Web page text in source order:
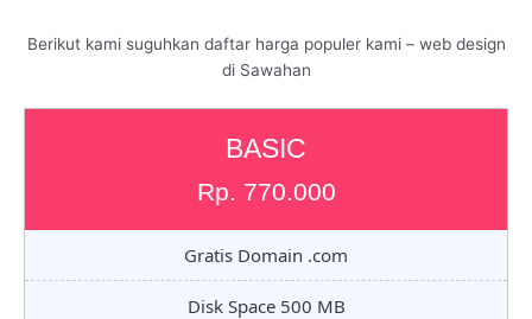
Berikut kami suguhkan daftar harga populer kami – web design
di Sawahan
BASIC
Rp. 770.000
Gratis Domain .com
Disk Space 500 MB